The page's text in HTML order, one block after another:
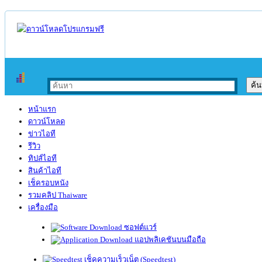
หน้าแรก
ดาวน์โหลด
ข่าวไอที
รีวิว
ทิปส์ไอที
สินค้าไอที
เช็ครอบหนัง
รวมคลิป Thaiware
เครื่องมือ
ซอฟต์แวร์
แอปพลิเคชันบนมือถือ
เช็คความเร็วเน็ต (Speedtest)